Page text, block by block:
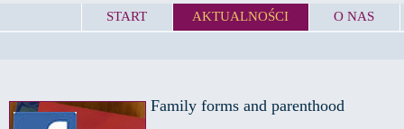
START AKTUALNOŚCI O NAS
Family forms and parenthood